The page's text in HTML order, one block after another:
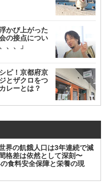
かび上がった
の接点につい
、、」
ピ！京都府京
とザクロをつ
レーとは？
界の飢餓人口は3年連続で減
格差は依然として深刻〜
食料安全保障と栄養の現